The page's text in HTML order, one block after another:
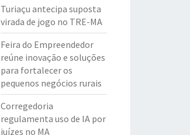
Turiaçu antecipa suposta
virada de jogo no TRE-MA
Feira do Empreendedor
reúne inovação e soluções
para fortalecer os
pequenos negócios rurais
Corregedoria
regulamenta uso de IA por
juízes no MA